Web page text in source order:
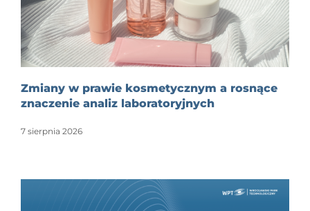
Zmiany w prawie kosmetycznym a rosnące
znaczenie analiz laboratoryjnych
7 sierpnia 2026